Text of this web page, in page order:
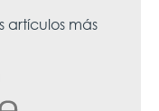
artículos más